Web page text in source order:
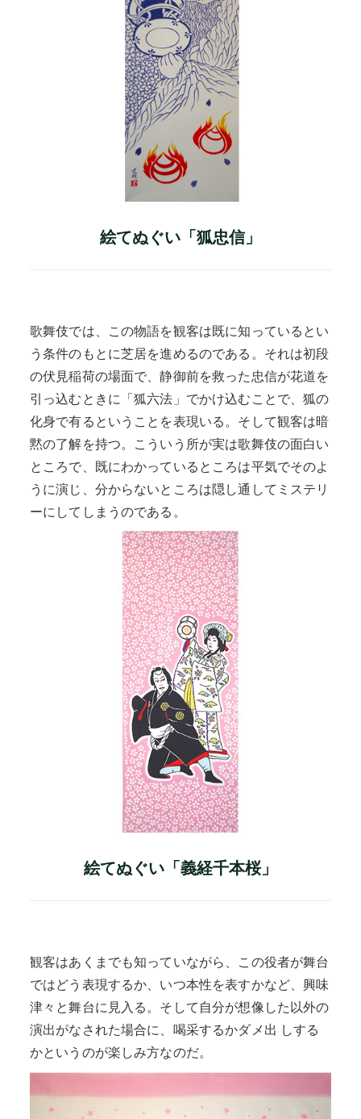
絵てぬぐい「狐忠信」
歌舞伎では、この物語を観客は既に知っているとい
う条件のもとに芝居を進めるのである。それは初段
の伏見稲荷の場面で、静御前を救った忠信が花道を
引っ込むときに「狐六法」でかけ込むことで、狐の
化身で有るということを表現いる。そして観客は暗
黙の了解を持つ。こういう所が実は歌舞伎の面白い
ところで、既にわかっているところは平気でそのよ
うに演じ、分からないところは隠し通してミステリ
ーにしてしまうのである。
絵てぬぐい「義経千本桜」
観客はあくまでも知っていながら、この役者が舞台
ではどう表現するか、いつ本性を表すかなど、興味
津々と舞台に見入る。そして自分が想像した以外の
演出がなされた場合に、喝采するかダメ出 しする
かというのが楽しみ方なのだ。